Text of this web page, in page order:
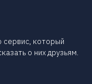
сервис, который
о них друзьям.